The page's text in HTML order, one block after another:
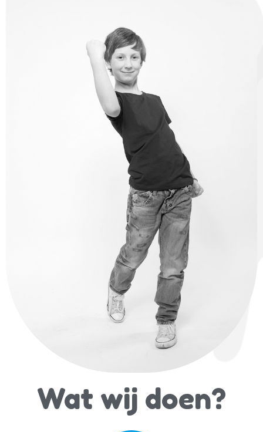
Wat wij doen?